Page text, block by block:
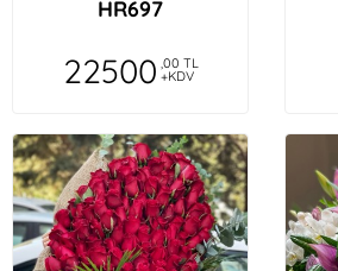
HR697
22500 ,00 TL
+KDV